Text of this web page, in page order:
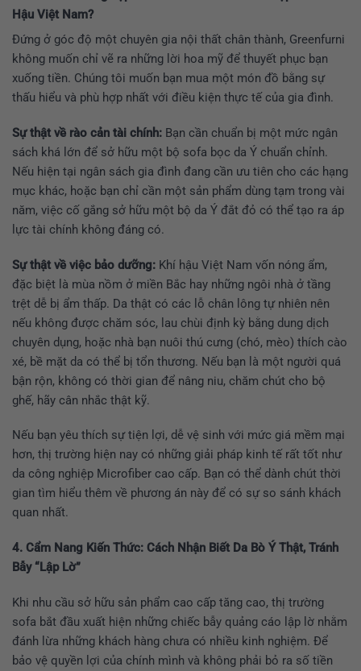
Hậu Việt Nam?
Đứng ở góc độ một chuyên gia nội thất chân thành, Greenfurni
không muốn chỉ vẽ ra những lời hoa mỹ để thuyết phục bạn
xuống tiền. Chúng tôi muốn bạn mua một món đồ bằng sự
thấu hiểu và phù hợp nhất với điều kiện thực tế của gia đình.
Sự thật về rào cản tài chính: Bạn cần chuẩn bị một mức ngân
sách khá lớn để sở hữu một bộ sofa bọc da Ý chuẩn chỉnh.
Nếu hiện tại ngân sách gia đình đang cần ưu tiên cho các hạng
mục khác, hoặc bạn chỉ cần một sản phẩm dùng tạm trong vài
năm, việc cố gắng sở hữu một bộ da Ý đắt đỏ có thể tạo ra áp
lực tài chính không đáng có.
Sự thật về việc bảo dưỡng: Khí hậu Việt Nam vốn nóng ẩm,
đặc biệt là mùa nồm ở miền Bắc hay những ngôi nhà ở tầng
trệt dễ bị ẩm thấp. Da thật có các lỗ chân lông tự nhiên nên
nếu không được chăm sóc, lau chùi định kỳ bằng dung dịch
chuyên dụng, hoặc nhà bạn nuôi thú cưng (chó, mèo) thích cào
xé, bề mặt da có thể bị tổn thương. Nếu bạn là một người quá
bận rộn, không có thời gian để nâng niu, chăm chút cho bộ
ghế, hãy cân nhắc thật kỹ.
Nếu bạn yêu thích sự tiện lợi, dễ vệ sinh với mức giá mềm mại
hơn, thị trường hiện nay có những giải pháp kinh tế rất tốt như
da công nghiệp Microfiber cao cấp. Bạn có thể dành chút thời
gian tìm hiểu thêm về phương án này để có sự so sánh khách
quan nhất.
4. Cẩm Nang Kiến Thức: Cách Nhận Biết Da Bò Ý Thật, Tránh
Bẫy “Lập Lờ”
Khi nhu cầu sở hữu sản phẩm cao cấp tăng cao, thị trường
sofa bắt đầu xuất hiện những chiếc bẫy quảng cáo lập lờ nhằm
đánh lừa những khách hàng chưa có nhiều kinh nghiệm. Để
bảo vệ quyền lợi của chính mình và không phải bỏ ra số tiền